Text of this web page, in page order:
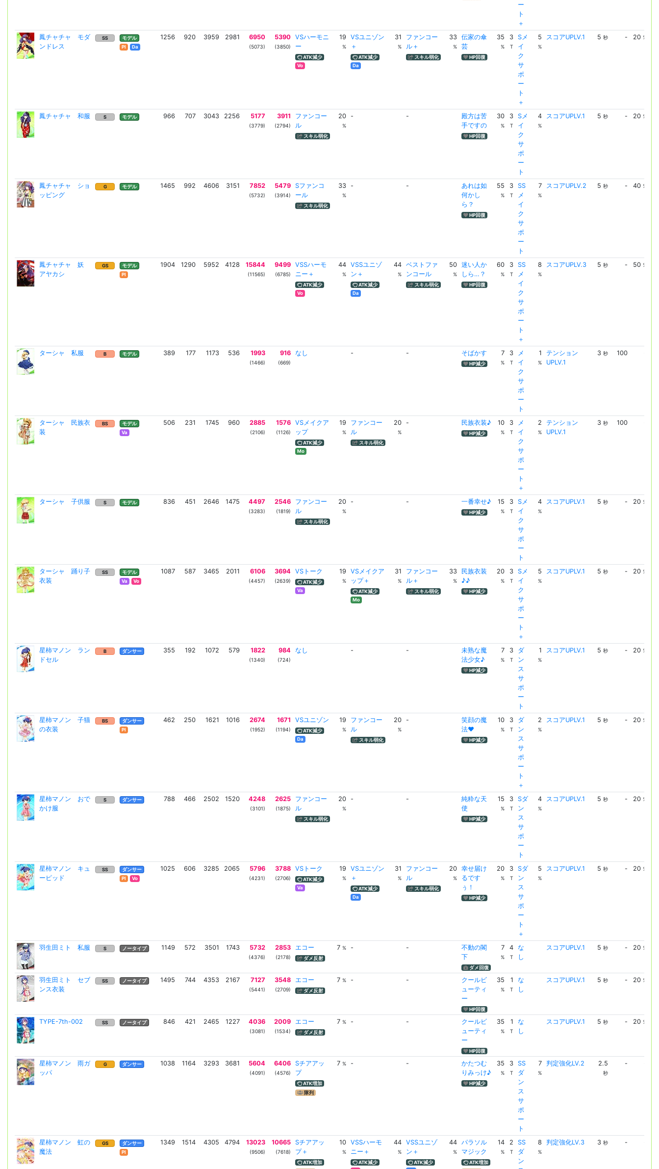
ー
ト
＋
鳳チャチャ モダ
ンドレス
SS
モデル
Pl
Da
1256 920 3959 2981 6950
(5073)
5390
(3850)
VSハーモニ
ー
ATK減少
Vo
19
%
VSユニゾン
＋
ATK減少
Da
31
%
ファンコー
ル＋
スキル弱化
33
%
伝家の傘
芸
HP回復
35
%
3
T
Sメ
イ
ク
サ
ポ
ー
ト
＋
5
%
スコアUPLV.1 5 秒 - 20 %
鳳チャチャ 和服 S モデル 966 707 3043 2256 5177
(3779)
3911
(2794)
ファンコー
ル
スキル弱化
20
%
- -
殿方は苦
手ですの
HP回復
30
%
3
T
Sメ
イ
ク
サ
ポ
ー
ト
4
%
スコアUPLV.1 5 秒 - 20 %
鳳チャチャ ショ
ッピング
G モデル 1465 992 4606 3151 7852
(5732)
5479
(3914)
Sファンコ
ール
スキル弱化
33
%
- -
あれは如
何かし
ら？
HP回復
55
%
3
T
SS
メ
イ
ク
サ
ポ
ー
ト
7
%
スコアUPLV.2 5 秒 - 40 %
鳳チャチャ 妖
アヤカシ
GS
モデル
Pl
1904 1290 5952 4128 15844
(11565)
9499
(6785)
VSSハーモ
ニー＋
ATK減少
Vo
44
%
VSSユニゾ
ン＋
ATK減少
Da
44
%
ベストファ
ンコール
スキル弱化
50
%
迷い人か
しら…？
HP回復
60
%
3
T
SS
メ
イ
ク
サ
ポ
ー
ト
＋
8
%
スコアUPLV.3 5 秒 - 50 %
ターシャ 私服 B モデル 389 177 1173 536 1993
(1466)
916
(669)
なし - - そばかす
HP減少
7
%
3
T
メ
イ
ク
サ
ポ
ー
ト
1
%
テンション
UPLV.1
3 秒 100
ターシャ 民族衣
装
BS
モデル
Va
506 231 1745 960 2885
(2106)
1576
(1126)
VSメイクア
ップ
ATK減少
Mo
19
%
ファンコー
ル
スキル弱化
20
%
- 民族衣装♪
HP減少
10
%
3
T
メ
イ
ク
サ
ポ
ー
ト
＋
2
%
テンション
UPLV.1
3 秒 100
ターシャ 子供服 S モデル 836 451 2646 1475 4497
(3283)
2546
(1819)
ファンコー
ル
スキル弱化
20
%
- - 一番幸せ♪
HP減少
15
%
3
T
Sメ
イ
ク
サ
ポ
ー
ト
4
%
スコアUPLV.1 5 秒 - 20 %
ターシャ 踊り子
衣装
SS
モデル
Va
Vo
1087 587 3465 2011 6106
(4457)
3694
(2639)
VSトーク
ATK減少
Va
19
%
VSメイクア
ップ＋
ATK減少
Mo
31
%
ファンコー
ル＋
スキル弱化
33
%
民族衣装
♪♪
HP減少
20
%
3
T
Sメ
イ
ク
サ
ポ
ー
ト
＋
5
%
スコアUPLV.1 5 秒 - 20 %
星柿マノン ラン
ドセル
B ダンサー 355 192 1072 579 1822
(1340)
984
(724)
なし - -
未熟な魔
法少女♪
HP減少
7
%
3
T
ダ
ン
ス
サ
ポ
ー
ト
1
%
スコアUPLV.1 5 秒 - 20 %
星柿マノン 子猫
の衣装
BS
ダンサー
Pl
462 250 1621 1016 2674
(1952)
1671
(1194)
VSユニゾン
ATK減少
Da
19
%
ファンコー
ル
スキル弱化
20
%
-
笑顔の魔
法♥
HP減少
10
%
3
T
ダ
ン
ス
サ
ポ
ー
ト
＋
2
%
スコアUPLV.1 5 秒 - 20 %
星柿マノン おで
かけ服
S ダンサー 788 466 2502 1520 4248
(3101)
2625
(1875)
ファンコー
ル
スキル弱化
20
%
- -
純粋な天
使
HP減少
15
%
3
T
Sダ
ン
ス
サ
ポ
ー
ト
4
%
スコアUPLV.1 5 秒 - 20 %
星柿マノン キュ
ーピッド
SS
ダンサー
Pl
Vo
1025 606 3285 2065 5796
(4231)
3788
(2706)
VSトーク
ATK減少
Va
19
%
VSユニゾン
＋
ATK減少
Da
31
%
ファンコー
ル
スキル弱化
20
%
幸せ届け
るです
ぅ！
HP減少
20
%
3
T
Sダ
ン
ス
サ
ポ
ー
ト
＋
5
%
スコアUPLV.1 5 秒 - 20 %
羽生田ミト 私服 S ノータイプ 1149 572 3501 1743 5732
(4376)
2853
(2178)
エコー
ダメ反射
7 % - -
不動の閣
下
ダメ回復
7
%
4
T
な
し
スコアUPLV.1 5 秒 - 20 %
羽生田ミト セブ
ンス衣装
SS ノータイプ 1495 744 4353 2167 7127
(5441)
3548
(2709)
エコー
ダメ反射
7 % - -
クールビ
ューティ
ー
HP回復
35
%
1
T
な
し
スコアUPLV.1 5 秒 - 20 %
TYPE-7th-002 SS ノータイプ 846 421 2465 1227 4036
(3081)
2009
(1534)
エコー
ダメ反射
7 % - -
クールビ
ューティ
ー
HP回復
35
%
1
T
な
し
スコアUPLV.1 5 秒 - 20 %
星柿マノン 雨ガ
ッパ
G ダンサー 1038 1164 3293 3681 5604
(4091)
6406
(4576)
Sチアアッ
プ
ATK増加
隊列
7 % - -
かたつむ
りみっけ♪
HP減少
35
%
3
T
SS
ダ
ン
ス
サ
ポ
ー
ト
7
%
判定強化LV.2 2.5
秒
-
星柿マノン 虹の
魔法
GS
ダンサー
Pl
1349 1514 4305 4794 13023
(9506)
10665
(7618)
Sチアアッ
プ＋
ATK増加
10
%
VSSハーモ
ニー＋
ATK減少
44
%
VSSユニゾ
ン＋
ATK減少
44
%
パラソル
マジック
ATK増加
14
%
2
T
SS
ダ
ン
8
%
判定強化LV.3 3 秒 -